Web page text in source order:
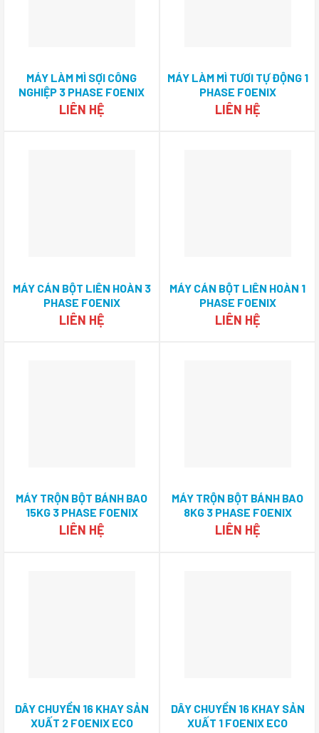
MÁY LÀM MÌ SỢI CÔNG
NGHIỆP 3 PHASE FOENIX
ENGINEERING
LIÊN HỆ
MÁY LÀM MÌ TƯƠI TỰ ĐỘNG 1
PHASE FOENIX
ENGINEERING
LIÊN HỆ
MÁY CÁN BỘT LIÊN HOÀN 3
PHASE FOENIX
ENGINEERING
LIÊN HỆ
MÁY CÁN BỘT LIÊN HOÀN 1
PHASE FOENIX
ENGINEERING
LIÊN HỆ
MÁY TRỘN BỘT BÁNH BAO
15KG 3 PHASE FOENIX
ENGINEERING
LIÊN HỆ
MÁY TRỘN BỘT BÁNH BAO
8KG 3 PHASE FOENIX
ENGINEERING
LIÊN HỆ
DÂY CHUYỀN 16 KHAY SẢN
XUẤT 2 FOENIX ECO
DÂY CHUYỀN 16 KHAY SẢN
XUẤT 1 FOENIX ECO